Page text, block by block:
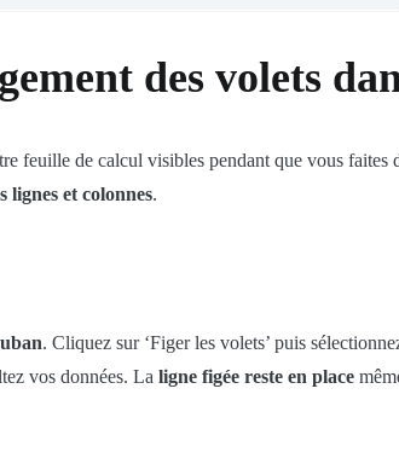
des volets
feuille de calcul visibles pendant que vous faites
lignes et colonnes.
. Cliquez sur ‘Figer les volets’ puis
vos données. La ligne figée reste en place